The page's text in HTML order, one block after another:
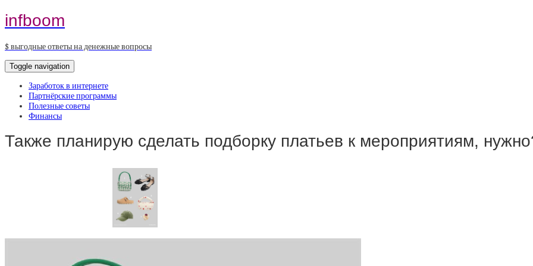
infboom
$ выгодные ответы на денежные вопросы
Toggle navigation
Заработок в интернете
Партнёрские программы
Полезные советы
Финансы
Также планирую сделать подборку платьев к мероприятиям,